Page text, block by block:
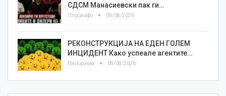
СДСМ Манасиевски пак ги…
Плусинфо 09/08/2026
РЕКОНСТРУКЦИЈА НА ЕДЕН ГОЛЕМ
ИНЦИДЕНТ Како успеале агентите…
Панорама 08/08/2026